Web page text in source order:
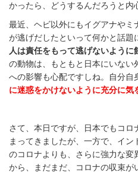
かったら、どうするんだろうと内
最近、ヘビ以外にもイグアナやミ
が逃げだしたといって何かと話題
人は責任をもって逃げないように
の動物は、もともと日本にいない
への影響も心配ですしね。自分自
に迷惑をかけないように充分に気
さて、本日ですが、日本でもコ
まってきましたが、一方で、イ
のコロナよりも、さらに強力な変
から、まだまだ、コロナの収束が